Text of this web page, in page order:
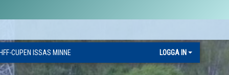
CUPEN ISSAS MINNE LOGGA IN